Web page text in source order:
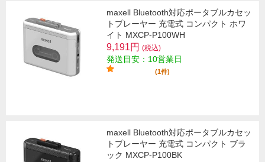
maxell Bluetooth対応ポータブルカセッ
トプレーヤー 充電式 コンパクト ホワ
イト MXCP-P100WH
9,191円 (税込)
発送目安：10営業日
(1件)
maxell Bluetooth対応ポータブルカセッ
トプレーヤー 充電式 コンパクト ブラ
ック MXCP-P100BK